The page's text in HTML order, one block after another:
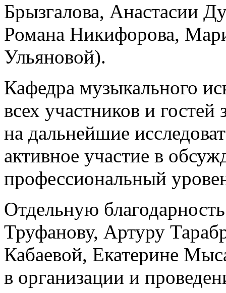
Брызгалова, Анастасии
Романа Никифорова,
Ульяновой).
Кафедра музыкального
всех участников и
на дальнейшие
активное участие в
профессиональный
Отдельную
Труфанову, Артуру
Кабаевой, Екатерине
в организации и